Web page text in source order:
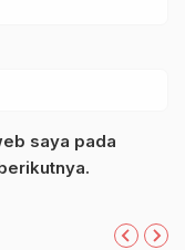
saya pada